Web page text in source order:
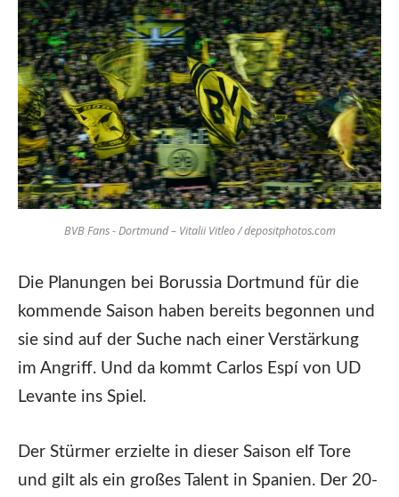
BVB Fans - Dortmund – Vitalii Vitleo / depositphotos.com
Die Planungen bei Borussia Dortmund für die
kommende Saison haben bereits begonnen und
sie sind auf der Suche nach einer Verstärkung
im Angriff. Und da kommt Carlos Espí von UD
Levante ins Spiel.
Der Stürmer erzielte in dieser Saison elf Tore
und gilt als ein großes Talent in Spanien. Der 20-